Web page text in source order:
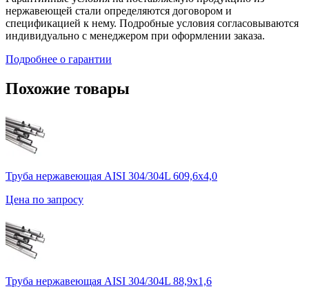
нержавеющей стали определяются договором и
спецификацией к нему. Подробные условия согласовываются
индивидуально с менеджером при оформлении заказа.
Подробнее о гарантии
Похожие товары
Труба нержавеющая AISI 304/304L 609,6х4,0
Цена по запросу
Труба нержавеющая AISI 304/304L 88,9х1,6